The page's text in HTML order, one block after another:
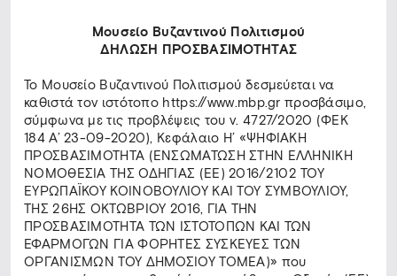
Μουσείο Βυζαντινού Πολιτισμού
ΔΗΛΩΣΗ ΠΡΟΣΒΑΣΙΜΟΤΗΤΑΣ
Το Μουσείο Βυζαντινού Πολιτισμού δεσμεύεται να
καθιστά τον ιστότοπο https://www.mbp.gr προσβάσιμο,
σύμφωνα με τις προβλέψεις του ν. 4727/2020 (ΦΕΚ
184 Α’ 23-09-2020), Κεφάλαιο Η’ «ΨΗΦΙΑΚΗ
ΠΡΟΣΒΑΣΙΜΟΤΗΤΑ (ΕΝΣΩΜΑΤΩΣΗ ΣΤΗΝ ΕΛΛΗΝΙΚΗ
ΝΟΜΟΘΕΣΙΑ ΤΗΣ ΟΔΗΓΙΑΣ (ΕΕ) 2016/2102 ΤΟΥ
ΕΥΡΩΠΑΪΚΟΥ ΚΟΙΝΟΒΟΥΛΙΟΥ ΚΑΙ ΤΟΥ ΣΥΜΒΟΥΛΙΟΥ,
ΤΗΣ 26ΗΣ ΟΚΤΩΒΡΙΟΥ 2016, ΓΙΑ ΤΗΝ
ΠΡΟΣΒΑΣΙΜΟΤΗΤΑ ΤΩΝ ΙΣΤΟΤΟΠΩΝ ΚΑΙ ΤΩΝ
ΕΦΑΡΜΟΓΩΝ ΓΙΑ ΦΟΡΗΤΕΣ ΣΥΣΚΕΥΕΣ ΤΩΝ
ΟΡΓΑΝΙΣΜΩΝ ΤΟΥ ΔΗΜΟΣΙΟΥ ΤΟΜΕΑ)» που